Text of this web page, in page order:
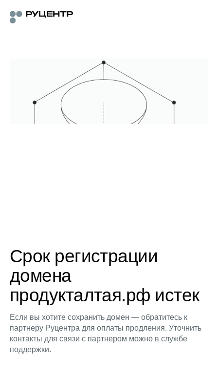
Срок регистрации
домена
продукталтая.рф истек
Если вы хотите сохранить домен — обратитесь к
партнеру Руцентра для оплаты продления. Уточнить
контакты для связи с партнером можно в службе
поддержки.